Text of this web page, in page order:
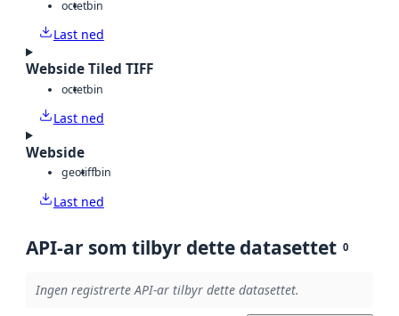
octetbin
Last ned
Webside Tiled TIFF
octetbin
Last ned
Webside
geotiffbin
Last ned
API-ar som tilbyr dette datasettet 0
Ingen registrerte API-ar tilbyr dette datasettet.